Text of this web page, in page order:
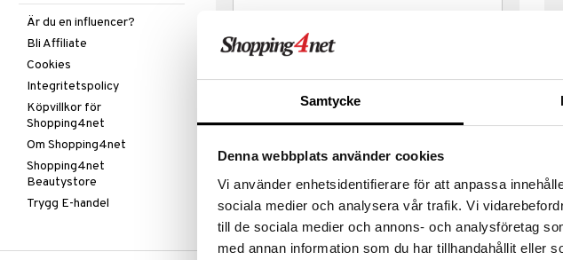
Samtycke
Denna webbplats använder cookies
Vi använder enhetsidentifierare för att anpassa
sociala medier och analysera vår trafik. Vi
till de sociala medier och annons- och analysföretag
med annan information som du har tillhandahållit eller
Är du en influencer?
Bli Affiliate
Cookies
Integritetspolicy
Köpvillkor för
Shopping4net
Om Shopping4net
Shopping4net
Beautystore
Trygg E-handel